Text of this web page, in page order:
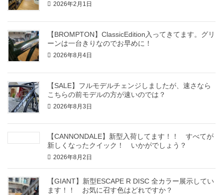
2026年2月1日
【BROMPTON】ClassicEdition入ってきてます。グリ
ーンは一台きりなのでお早めに！
2026年8月4日
【SALE】フルモデルチェンジしましたが、速さなら
こちらの前モデルの方が速いのでは？
2026年8月3日
【CANNONDALE】新型入荷してます！！ すべてが
新しくなったクイック！ いかがでしょう？
2026年8月2日
【GIANT】新型ESCAPE R DISC 全カラー展示してい
ます！！ お気に召す色はどれですか？